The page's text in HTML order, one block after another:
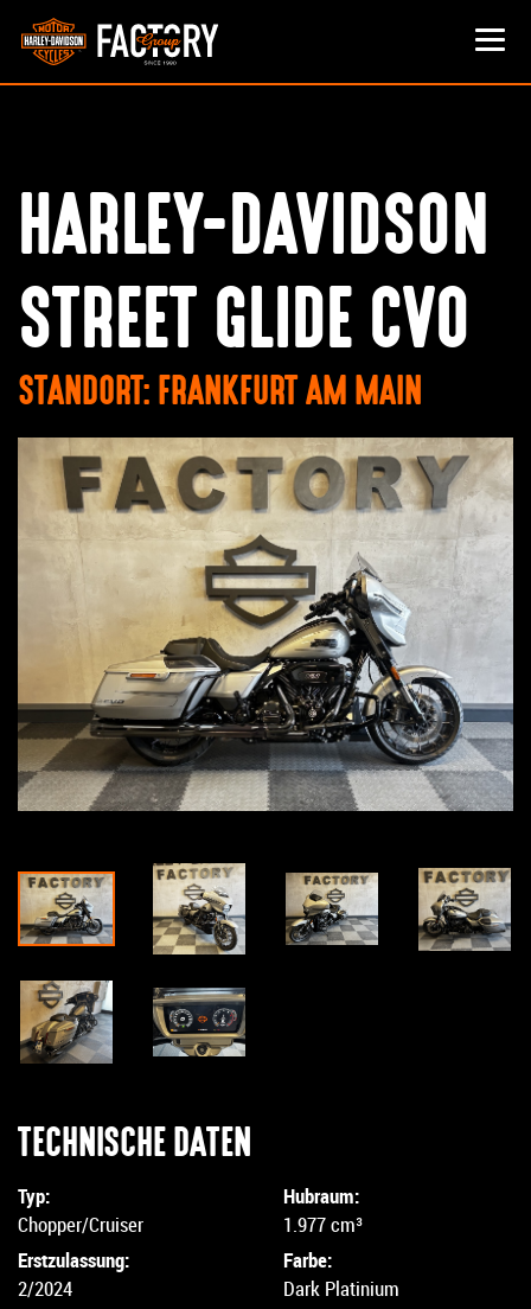
HARLEY-DAVIDSON
STREET GLIDE CVO
STANDORT: FRANKFURT AM MAIN
TECHNISCHE DATEN
Typ:
Chopper/Cruiser
Erstzulassung:
2/2024
Hubraum:
1.977 cm³
Farbe:
Dark Platinium